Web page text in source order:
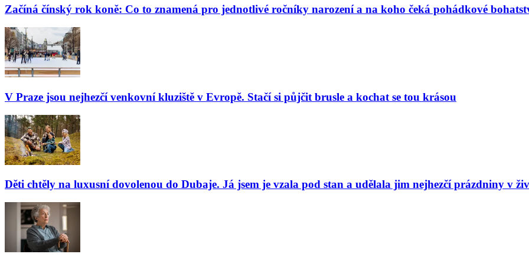
Začíná čínský rok koně: Co to znamená pro jednotlivé ročníky narození a na koho čeká pohádkové
V Praze jsou nejhezčí venkovní kluziště v Evropě. Stačí si půjčit brusle a kochat se tou krásou
Děti chtěly na luxusní dovolenou do Dubaje. Já jsem je vzala pod stan a udělala jim nejhezčí prázdniny v